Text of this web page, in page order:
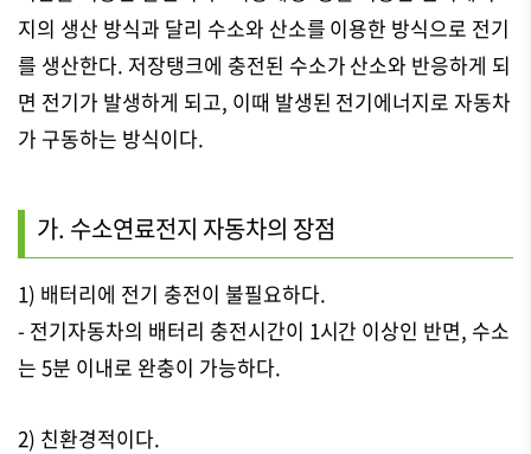
지의 생산 방식과 달리 수소와 산소를 이용한 방식으로 전기
를 생산한다. 저장탱크에 충전된 수소가 산소와 반응하게 되
면 전기가 발생하게 되고, 이때 발생된 전기에너지로 자동차
가 구동하는 방식이다.
가. 수소연료전지 자동차의 장점
1) 배터리에 전기 충전이 불필요하다.
- 전기자동차의 배터리 충전시간이 1시간 이상인 반면, 수소
는 5분 이내로 완충이 가능하다.
2) 친환경적이다.